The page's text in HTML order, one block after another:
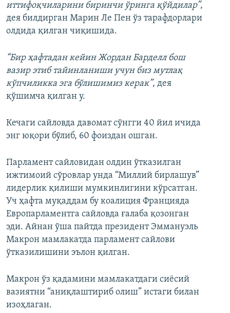
иттифоқчиларини биринчи ўринга қўйдилар”,
дея билдирган Марин Ле Пен ўз тарафдорлари
олдида қилган чиқишида.
“Бир ҳафтадан кейин Жордан Барделл бош
вазир этиб тайинланиши учун биз мутлақ
кўпчиликка эга бўлишимиз керак”, дея
қўшимча қилган у.
Кечаги сайловда давомат сўнгги 40 йил ичида
энг юқори бўлиб, 60 фоиздан ошган.
Парламент сайловидан олдин ўтказилган
ижтимоий сўровлар унда “Миллий бирлашув”
лидерлик қилиши мумкинлигини кўрсатган.
Уч ҳафта муқаддам бу коалиция Францияда
Европарламентга сайловда ғалаба қозонган
эди. Айнан ўша пайтда президент Эммануэль
Макрон мамлакатда парламент сайлови
ўтказилишини эълон қилган.
Макрон ўз қадамини мамлакатдаги сиёсий
вазиятни “аниқлаштириб олиш” истаги билан
изоҳлаган.